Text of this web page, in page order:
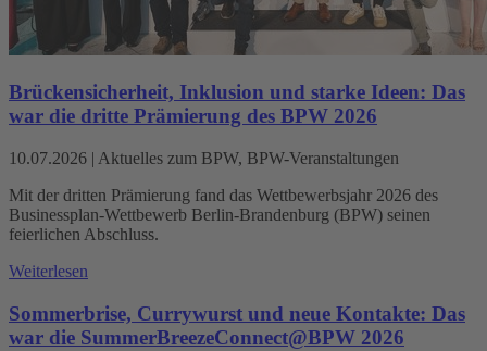
Brückensicherheit, Inklusion und starke Ideen: Das
war die dritte Prämierung des BPW 2026
10.07.2026 | Aktuelles zum BPW, BPW-Veranstaltungen
Mit der dritten Prämierung fand das Wettbewerbsjahr 2026 des
Businessplan-Wettbewerb Berlin-Brandenburg (BPW) seinen
feierlichen Abschluss.
Weiterlesen
Sommerbrise, Currywurst und neue Kontakte: Das
war die SummerBreezeConnect@BPW 2026